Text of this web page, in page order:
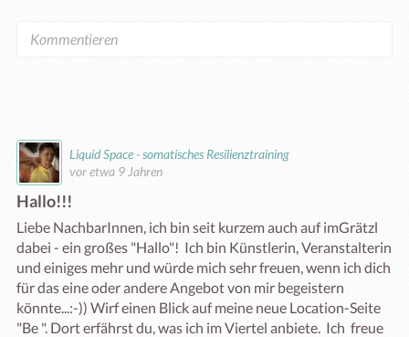
Liquid Space - somatisches Resilienztraining
vor etwa 9 Jahren
Hallo!!!
Liebe NachbarInnen, ich bin seit kurzem auch auf imGrätzl
dabei - ein großes "Hallo"!  Ich bin Künstlerin, Veranstalterin
und einiges mehr und würde mich sehr freuen, wenn ich dich
für das eine oder andere Angebot von mir begeistern
könnte...:-)) Wirf einen Blick auf meine neue Location-Seite
"Be ". Dort erfährst du, was ich im Viertel anbiete.  Ich  freue